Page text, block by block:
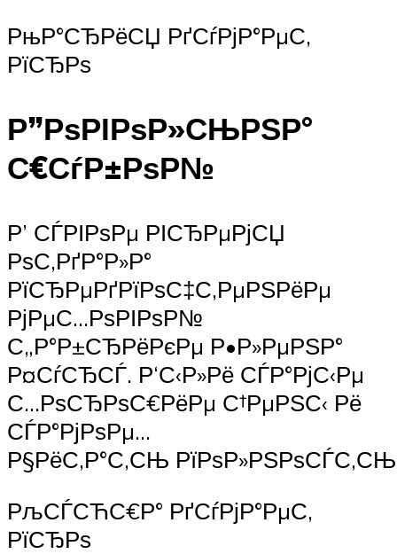
РњР°СЂРёСЏ РґСѓРјР°РµС‚
РїСЂРѕ
Р”РѕРІРѕР»СЊРЅР°
С€СѓР±РѕР№
Р’ СЃРІРѕРµ РІСЂРµРјСЏ
РѕС‚РґР°Р»Р°
РїСЂРµРґРїРѕС‡С‚РµРЅРёРµ
РјРµС…РѕРІРѕР№
С„Р°Р±СЂРёРєРµ Р•Р»РµРЅР°
Р¤СѓСЂСЃ. Р‘С‹Р»Рё СЃР°РјС‹Рµ
С…РѕСЂРѕС€РёРµ С†РµРЅС‹ Рё
СЃР°РјРѕРµ…
Р§РёС‚Р°С‚СЊ
РљСЃСЋС€Р° РґСѓРјР°РµС‚
РїСЂРѕ